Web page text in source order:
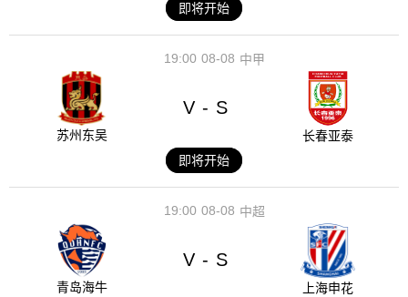
即将开始
08-08
19:00 中甲
苏州东吴
V - S
长春亚泰
即将开始
08-08
19:00 中超
青岛海牛
V - S
上海申花